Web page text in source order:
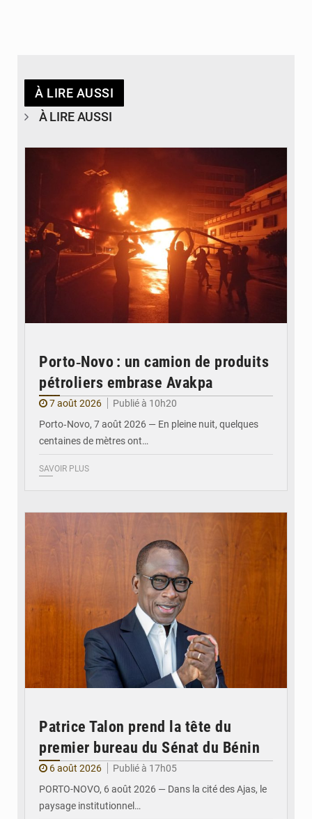
À LIRE AUSSI
À LIRE AUSSI
Porto‑Novo : un camion de produits
pétroliers embrase Avakpa
7 août 2026
Publié à 10h20
Porto‑Novo, 7 août 2026 — En pleine nuit, quelques
centaines de mètres ont…
SAVOIR PLUS
Patrice Talon prend la tête du
premier bureau du Sénat du Bénin
6 août 2026
Publié à 17h05
PORTO-NOVO, 6 août 2026 — Dans la cité des Ajas, le
paysage institutionnel…